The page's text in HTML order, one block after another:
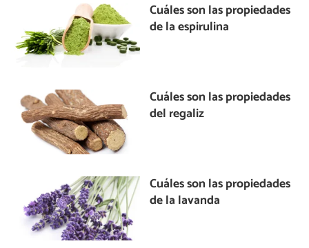
Cuáles son las propiedades
de la espirulina
Cuáles son las propiedades
del regaliz
Cuáles son las propiedades
de la lavanda